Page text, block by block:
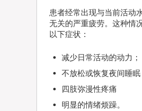
患者经常出现与当前活动
无关的严重疲劳。这种情
以下症状：
减少日常活动的动力；
不放松或恢复夜间睡眠
四肢弥漫性疼痛
明显的情绪烦躁。